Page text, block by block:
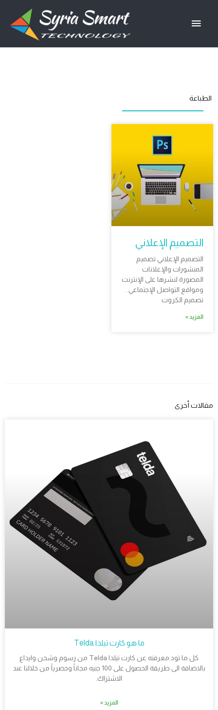
القائمة
الطباعة
التصميم الإعلاني
التصميم الإعلاني تصميم
المنشورات والإعلانات
المصورة لنشرها على الإنترنت
ومواقع التواصل الإجتماعي .
تصميم الكروت
المزيد »
مقالات أخرى
ما هو كارت تيلدا Telda
كل ما تود معرفته عن كارت تيلدا Telda من رسوم وشحن وايداع
بالاضافة الى طريقة الحصول على 100 جنيه مجاناً وحصرياً من خلالنا عند
الاشتراك.
المزيد »